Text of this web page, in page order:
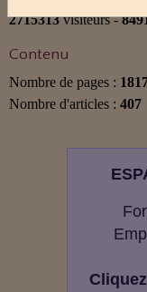
2715313visiteurs -
Contenu
Nombre de pages :
Nombre d'articles : 407